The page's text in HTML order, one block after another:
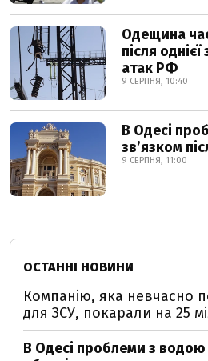
Одещина
після
атак РФ
9 СЕРПНЯ, 10:40
В Одесі
звʼязком
9 СЕРПНЯ, 11:00
ОСТАННІ НОВИНИ
Компанію, яка невчасно
для ЗСУ, покарали на 25
В Одесі проблеми з водою